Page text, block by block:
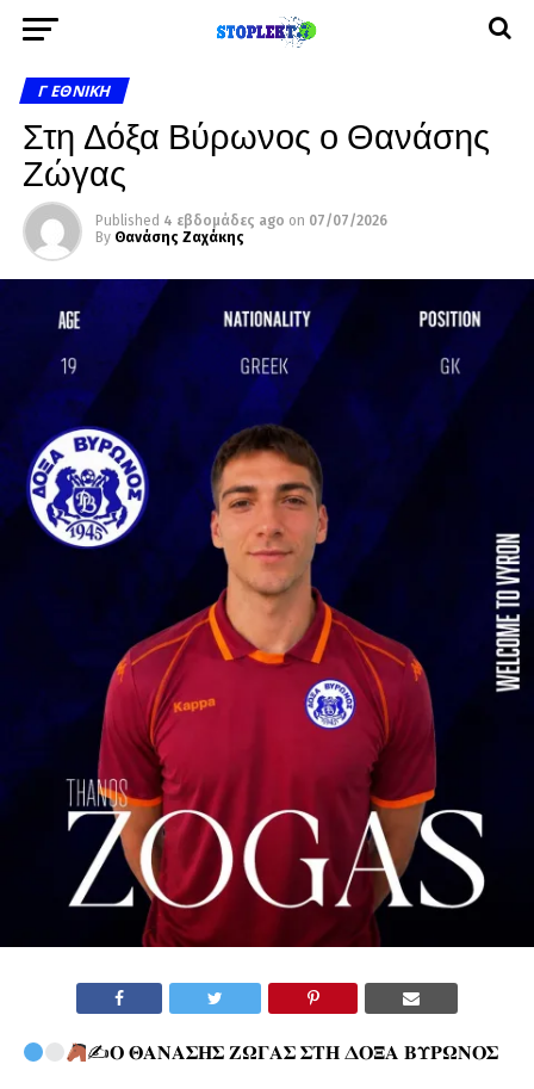
Γ ΕΘΝΙΚΉ
Στη Δόξα Βύρωνος ο Θανάσης
Ζώγας
Published 4 εβδομάδες ago on 07/07/2026
By Θανάσης Ζαχάκης
✍𝚶 𝚯𝚨𝚴𝚨𝚺𝚮𝚺 𝚭𝛀𝚪𝚨𝚺 𝚺𝚻𝚮 𝚫𝚶𝚵𝚨 𝚩𝚼𝚸𝛀𝚴𝚶𝚺